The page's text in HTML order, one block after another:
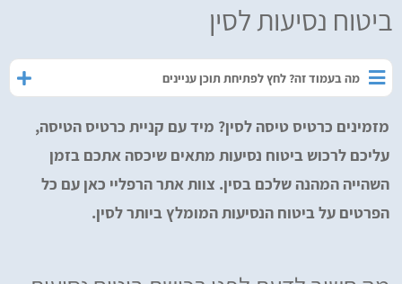
ביטוח נסיעות לסין
מה בעמוד זה? לחץ לפתיחת תוכן עניינים
מזמינים כרטיס טיסה לסין? מיד עם קניית כרטיס הטיסה,
עליכם לרכוש ביטוח נסיעות מתאים שיכסה אתכם בזמן
השהייה המהנה שלכם בסין. צוות אתר הרפליי כאן עם כל
הפרטים על ביטוח הנסיעות המומלץ ביותר לסין.